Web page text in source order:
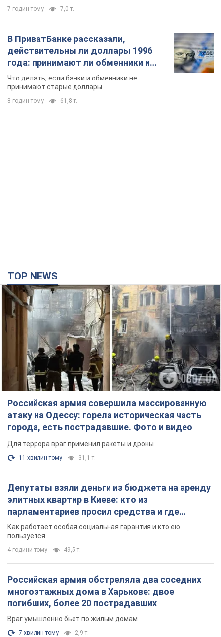
7 годин тому 7,0 т.
В ПриватБанке рассказали,
действительны ли доллары 1996
года: принимают ли обменники и
банки такие купюры
Что делать, если банки и обменники не
принимают старые доллары
8 годин тому 61,8 т.
TOP NEWS
Российская армия совершила массированную
атаку на Одессу: горела историческая часть
города, есть пострадавшие. Фото и видео
Для террора враг применил ракеты и дроны
11 хвилин тому 31,1 т.
Депутаты взяли деньги из бюджета на аренду
элитных квартир в Киеве: кто из
парламентариев просил средства и где
поселился
Как работает особая социальная гарантия и кто ею
пользуется
4 години тому 49,5 т.
Российская армия обстреляла два соседних
многоэтажных дома в Харькове: двое
погибших, более 20 пострадавших
Враг умышленно бьет по жилым домам
7 хвилин тому 2,9 т.